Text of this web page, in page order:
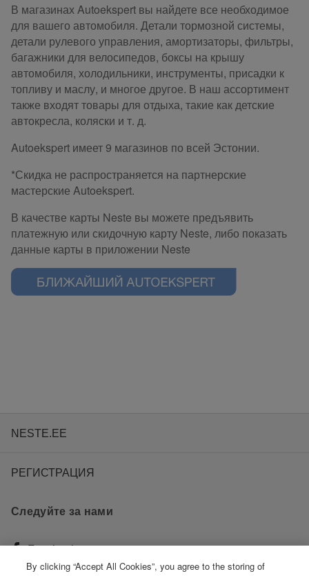
В магазинах Autoekspert вы найдете все необходимое
для вашего автомобиля. Детали тормозной системы,
детали рулевого управления, амортизаторы, фильтры,
багажники для велосипедов, боксы на крышу
автомобиля, холодильники, инструменты, присадки к
топливу и маслу, и многое другое. В наш ассортимент
также входят товары для отдыха, такие как детские
автокресла, коляски и т. д.
Autoekspert имеет 9 магазинов по всей Эстонии.
*Скидка не распространяется на партнерские
мастерские Autoekspert.
В качестве карты Neste вы можете предъявить
платежную или скидочную карту Neste, либо показать
данные карты в приложении Neste
NESTE.EE
РЕГИСТРАЦИЯ
Следуйте за нами
Facebook
By clicking “Accept All Cookies”, you agree to the storing of